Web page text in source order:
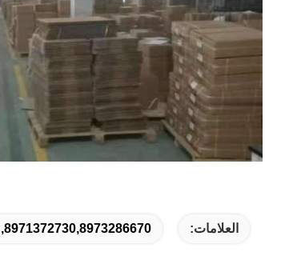
العلامات: 8971372730,8973286670,مشعّلات الألومنيوم للسيارات